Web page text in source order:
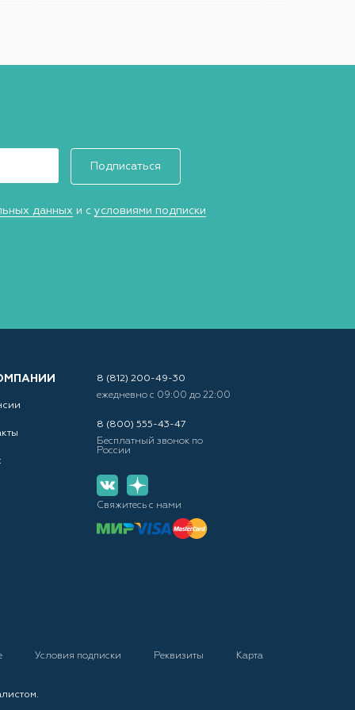
Подписаться
данных и с условиями подписки
8 (812) 200-49-30
ежедневно с 09:00 до 22:00
8 (800) 555-43-47
Бесплатный звонок по
России
Свяжитесь с нами
Условия подписки Реквизиты
Карта